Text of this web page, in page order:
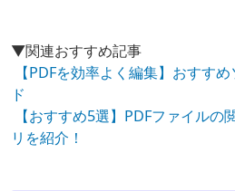
▼関連おすすめ記事
【PDFを効率よく編集】おすす
ド
【おすすめ5選】PDFファイル
リを紹介！